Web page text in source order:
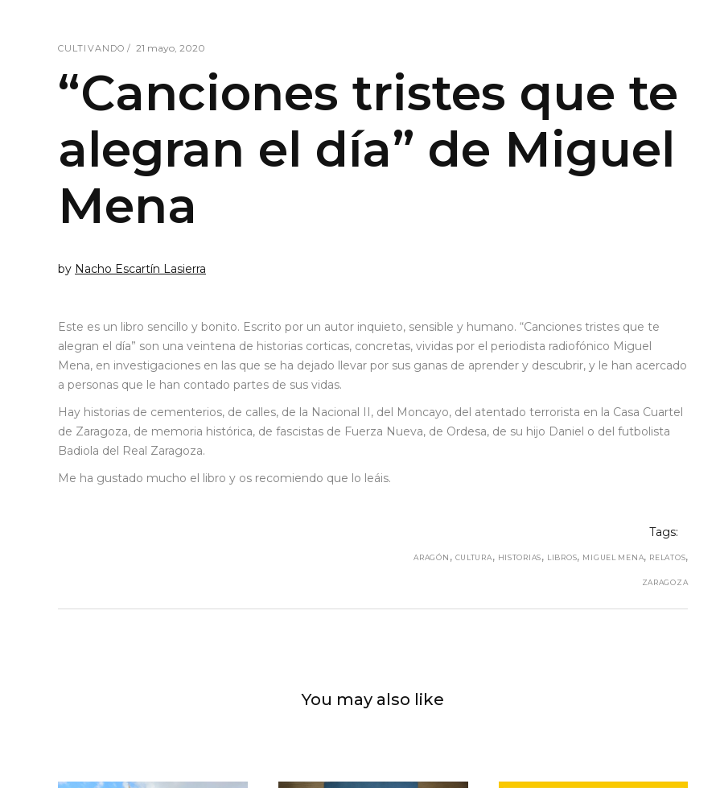
CULTIVANDO 21 mayo, 2020
“Canciones tristes que te
alegran el día” de Miguel
Mena
by Nacho Escartín Lasierra
Este es un libro sencillo y bonito. Escrito por un autor inquieto, sensible y humano. “Canciones tristes que te
alegran el día” son una veintena de historias corticas, concretas, vividas por el periodista radiofónico Miguel
Mena, en investigaciones en las que se ha dejado llevar por sus ganas de aprender y descubrir, y le han acercado
a personas que le han contado partes de sus vidas.
Hay historias de cementerios, de calles, de la Nacional II, del Moncayo, del atentado terrorista en la Casa Cuartel
de Zaragoza, de memoria histórica, de fascistas de Fuerza Nueva, de Ordesa, de su hijo Daniel o del futbolista
Badiola del Real Zaragoza.
Me ha gustado mucho el libro y os recomiendo que lo leáis.
Tags:
ARAGÓN , CULTURA, HISTORIAS, LIBROS, MIGUEL MENA, RELATOS,
ZARAGOZA
You may also like